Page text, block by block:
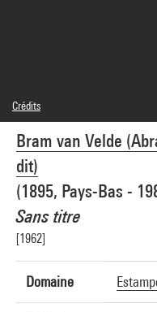
Bram van Velde
dit)
(1895, Pays-Bas -
Sans titre
[1962]
Domaine
Crédits
© Adagp, Paris
Crédit photographique : Centre
GrandPalaisRmn
Réf. image : 4N85183
Diffusion image :